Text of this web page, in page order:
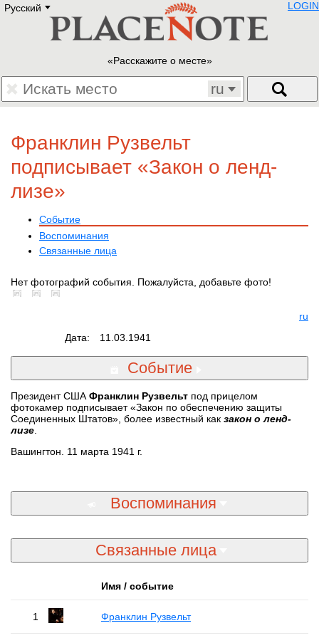
Русский E
Deutsch
Francais
Polski
Eestikeelne
LOGIN
Расскажите о месте
ru
Франклин Рузвельт
подписывает «Закон о ленд-
лизе»
Событие
Воспоминания
Связанные лица
Нет фотографий события. Пожалуйста, добавьте фото!
ru
Дата:
11.03.1941
Событие
Президент США Франклин Рузвельт под прицелом
фотокамер подписывает «Закон по обеспечению защиты
Соединенных Штатов», более известный как закон о ленд-
лизе
Вашингтон. 11 марта 1941 г.
Воспоминания
Связанные лица
Имя / событие
1 Франклин Рузвельт